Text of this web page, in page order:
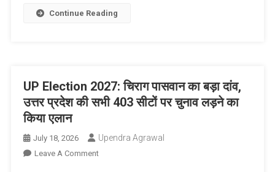
रहना
महंगा,
तुरंत
प्रभाव
हुए
सस्पेंड
Continue Reading
UP Election 2027: चिराग पासवान का बड़ा दांव,
उत्तर प्रदेश की सभी 403 सीटों पर चुनाव लड़ने का
किया एलान
July 18, 2026 Upendra Agrawal
Leave A CommentOn